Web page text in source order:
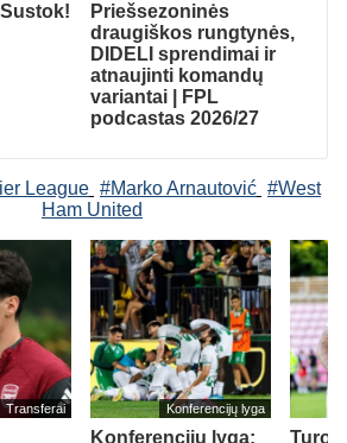
Priešsezoninės
draugiškos rungtynės,
DIDELI sprendimai ir
atnaujinti komandų
variantai | FPL
podcastas 2026/27
League #Marko Arnautović #West
Ham United
Transferai Konferencijų lyga
Konferencijų lyga: Turo